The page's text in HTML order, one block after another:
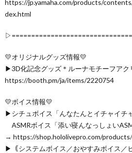
https://jp.yamaha.com/products/
dex.html
💛オリジナルグッズ情報💛
▶3D化記念グッズ＊ルーナモチーフアク
https://booth.pm/ja/items/2220754
💛ボイス情報💛
▶シチュボイス「んなたんとイチャイチ
ASMRボイス「添い寝んなっしょい
→ https://shop.hololivepro.com/
▶｟システムボイス／おやすみボイス／